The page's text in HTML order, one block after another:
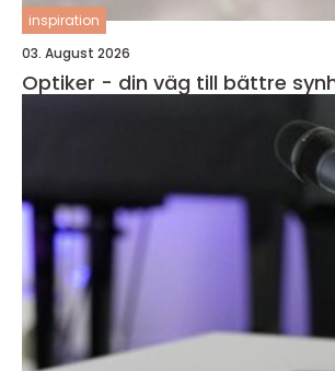
inspiration
03. August 2026
Optiker - din väg till bättre